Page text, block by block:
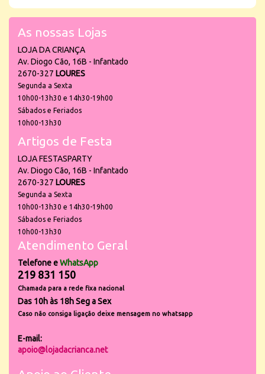
As nossas Lojas
LOJA DA CRIANÇA
Av. Diogo Cão, 16B - Infantado
2670-327 LOURES
Segunda a Sexta
10h00-13h30 e 14h30-19h00
Sábados e Feriados
10h00-13h30
Artigos de Festa
LOJA FESTASPARTY
Av. Diogo Cão, 16B - Infantado
2670-327 LOURES
Segunda a Sexta
10h00-13h30 e 14h30-19h00
Sábados e Feriados
10h00-13h30
Atendimento Geral
Telefone eWhatsApp
219 831 150
Chamada para a rede fixa nacional
Das 10h às 18h Seg a Sex
Caso não consiga ligação deixe mensagem no whatsapp
E-mail:
apoio@lojadacrianca.net